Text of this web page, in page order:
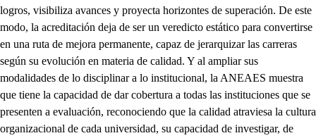
logros, visibiliza avances y proyecta horizontes de superación. De este
modo, la acreditación deja de ser un veredicto estático para convertirse
en una ruta de mejora permanente, capaz de jerarquizar las carreras
según su evolución en materia de calidad. Y al ampliar sus
modalidades de lo disciplinar a lo institucional, la ANEAES muestra
que tiene la capacidad de dar cobertura a todas las instituciones que se
presenten a evaluación, reconociendo que la calidad atraviesa la cultura
organizacional de cada universidad, su capacidad de investigar, de